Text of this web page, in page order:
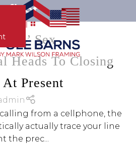
first
FIRST
Sex
Heads To Closing
Present
from a cellphone, the
actually trace your line
prec...